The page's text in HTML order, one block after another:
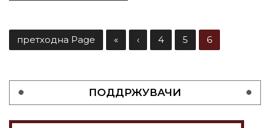
претходна Page « ‹ 4 5 6
ПОДДРЖУВАЧИ